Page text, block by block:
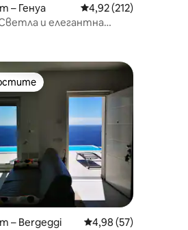
332 отзива
– Генуа Средна оценка: 4,92
4,92 (212)
и елегантна
отзива
– Bergeggi Средна оценка:
4,98 (57)